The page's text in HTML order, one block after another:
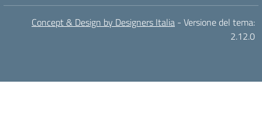
Concept & Design by Designers Italia - Versione del tema:
2.12.0